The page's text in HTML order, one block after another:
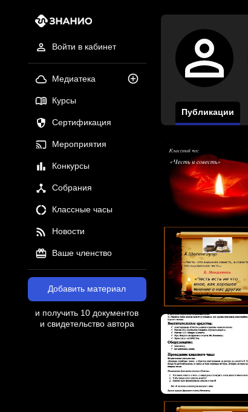
Войти в кабинет
Медиатека
Курсы
Сертификация
Мероприятия
Конкурсы
Собрания
Классные часы
Новости
Ваше членство
Добавить материал
и получить 10 документов
и свидетельство автора
Публикации